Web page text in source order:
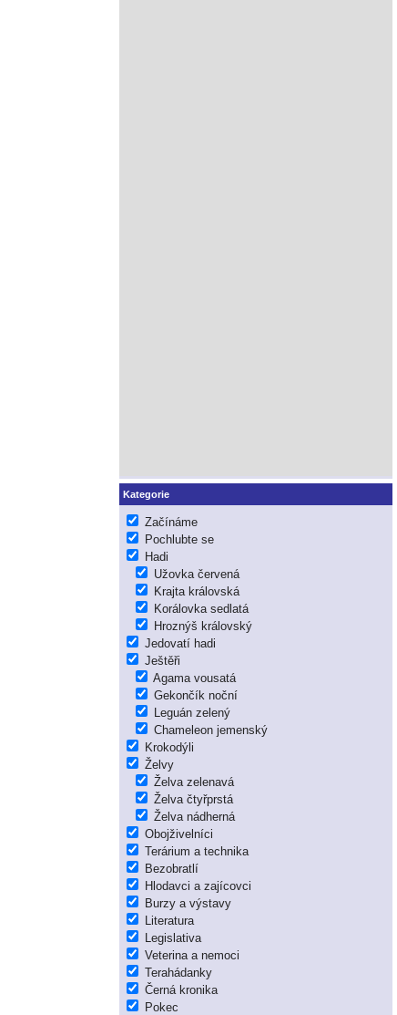
Kategorie
Začínáme
Pochlubte se
Hadi
Užovka červená
Krajta královská
Korálovka sedlatá
Hroznýš královský
Jedovatí hadi
Ještěři
Agama vousatá
Gekončík noční
Leguán zelený
Chameleon jemenský
Krokodýli
Želvy
Želva zelenavá
Želva čtyřprstá
Želva nádherná
Obojživelníci
Terárium a technika
Bezobratlí
Hlodavci a zajícovci
Burzy a výstavy
Literatura
Legislativa
Veterina a nemoci
Terahádanky
Černá kronika
Pokec